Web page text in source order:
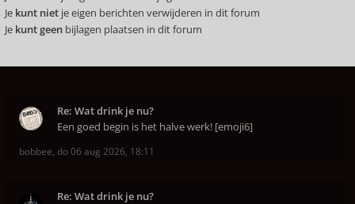
Je kunt niet je eigen berichten verwijderen in dit forum
Je kunt geen bijlagen plaatsen in dit forum
Re: Wat drink je nu?
Een goed begin is het halve werk! [emoji6]
bobbee, do 06 aug 2026, 18:11
Re: Wat drink je nu?